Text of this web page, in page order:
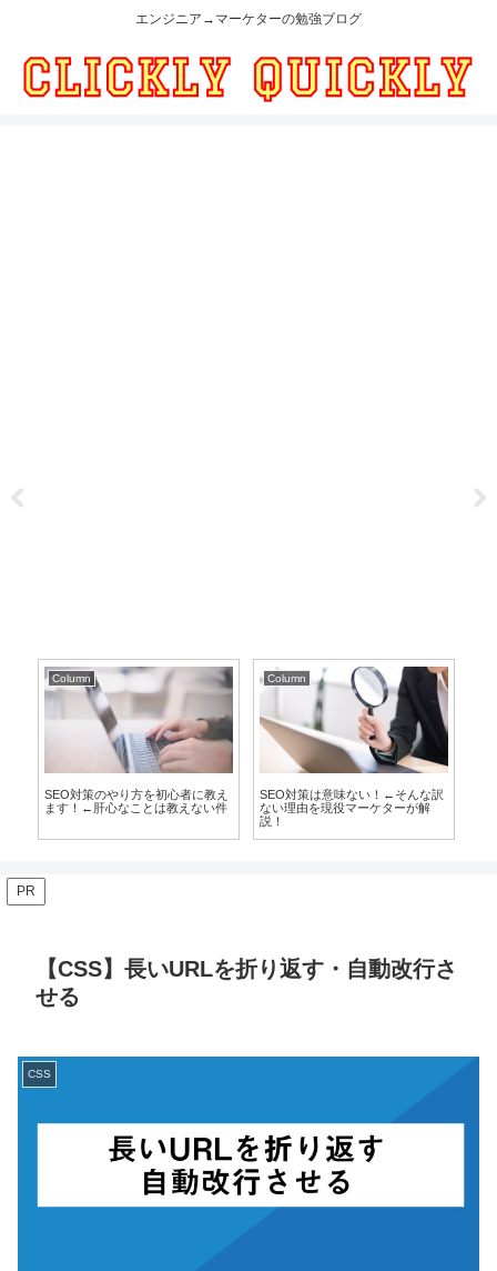
エンジニア→マーケターの勉強ブログ
Column
SEO対策のやり方を初心者に教え
ます！←肝心なことは教えない件
Column
SEO対策は意味ない！←そんな訳
ない理由を現役マーケターが解
説！
PR
【CSS】長いURLを折り返す・自動改行さ
せる
CSS